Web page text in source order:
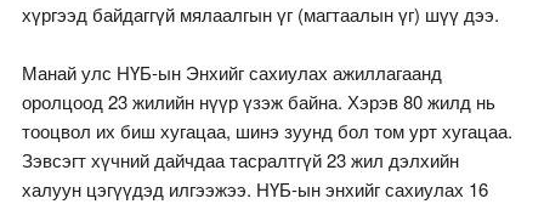
хүргээд байдаггүй мялаалгын үг (магтаалын үг) шүү дээ.
Манай улс НҮБ-ын Энхийг сахиулах ажиллагаанд
оролцоод 23 жилийн нүүр үзэж байна. Хэрэв 80 жилд нь
тооцвол их биш хугацаа, шинэ зуунд бол том урт хугацаа.
Зэвсэгт хүчний дайчдаа тасралтгүй 23 жил дэлхийн
халуун цэгүүдэд илгээжээ. НҮБ-ын энхийг сахиулах 16